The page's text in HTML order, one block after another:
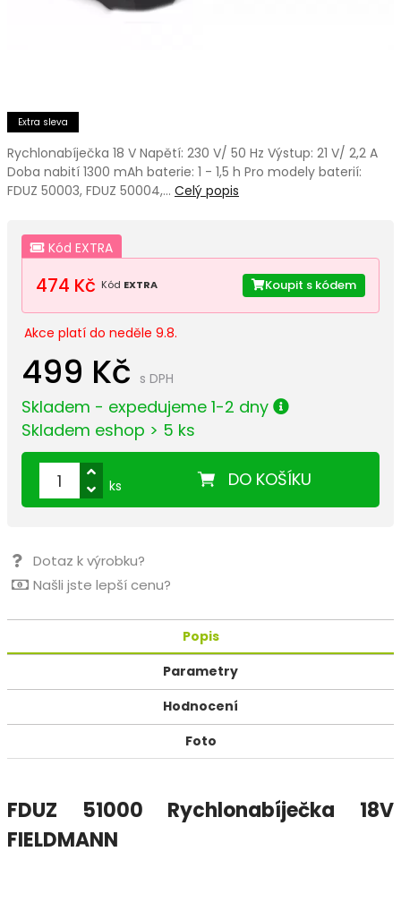
Extra sleva
Rychlonabíječka 18 V Napětí: 230 V/ 50 Hz Výstup: 21 V/ 2,2 A
Doba nabití 1300 mAh baterie: 1 - 1,5 h Pro modely baterií:
FDUZ 50003, FDUZ 50004,… Celý popis
Kód EXTRA
474 Kč Kód EXTRA Koupit s kódem
Akce platí do neděle 9.8.
499 Kč s DPH
Skladem - expedujeme 1-2 dny
Skladem eshop > 5 ks
DO KOŠÍKU
ks
Dotaz k výrobku?
Našli jste lepší cenu?
Popis
Parametry
Hodnocení
Foto
FDUZ 51000 Rychlonabíječka 18V
FIELDMANN